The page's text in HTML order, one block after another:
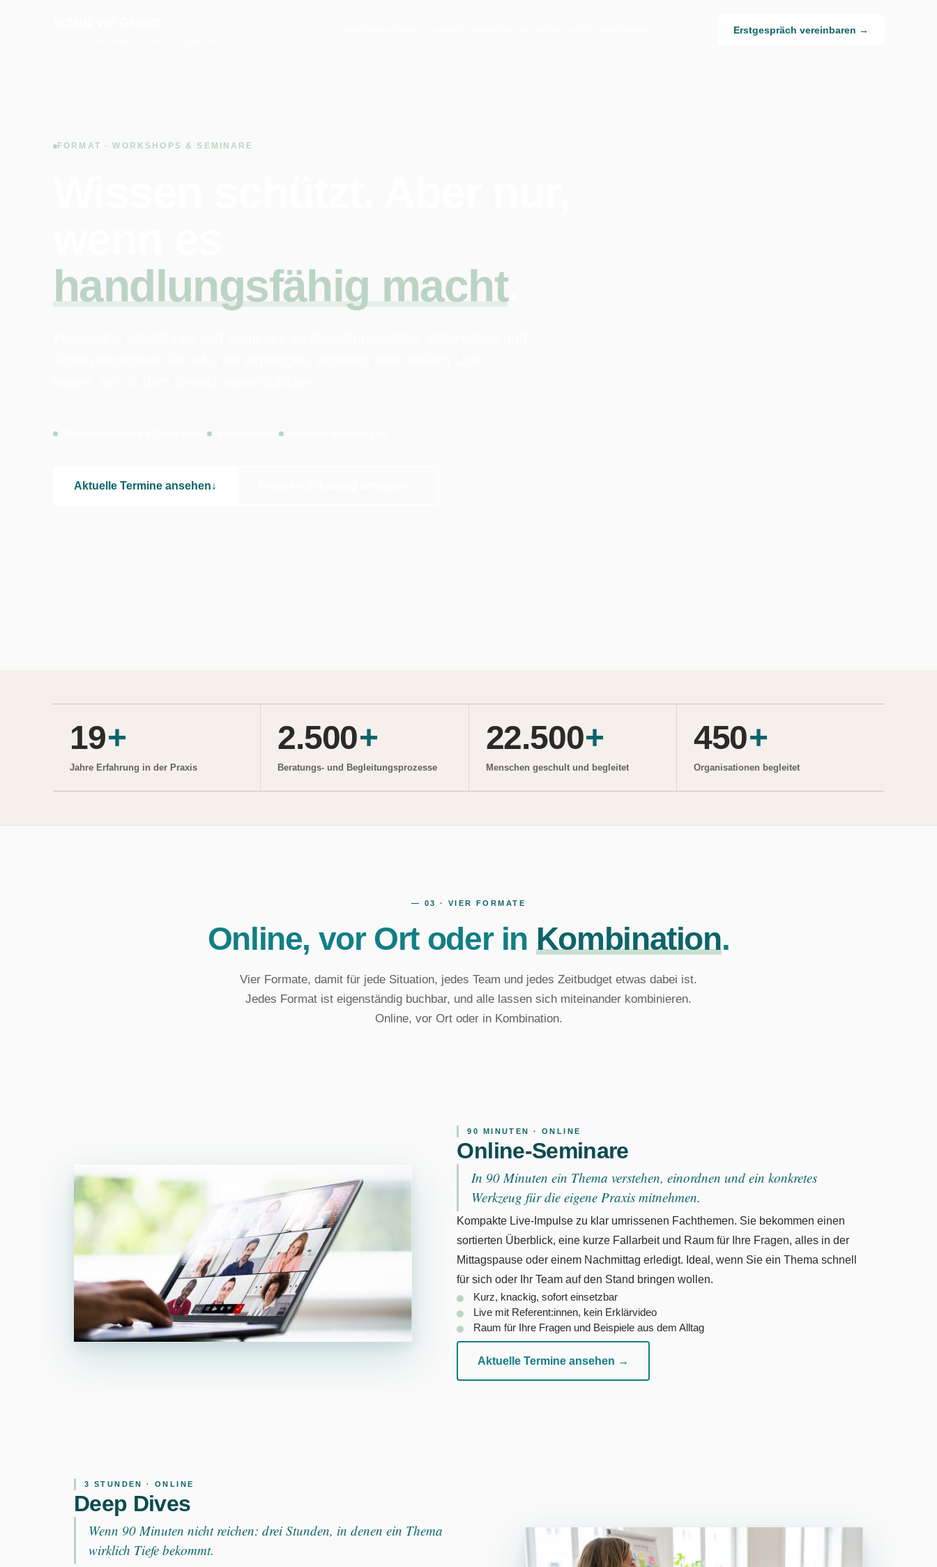
Erstgespräch vereinbaren →
FORMAT · WORKSHOPS & SEMINARE
handlungsfähig macht.
Aktuelle Termine ansehen↓
19+
Jahre Erfahrung in der Praxis
2.500+
Beratungs- und Begleitungsprozesse
22.500+
Menschen geschult und begleitet
450+
Organisationen begleitet
— 03 · VIER FORMATE
Online, vor Ort oder in Kombination.
Vier Formate, damit für jede Situation, jedes Team und jedes Zeitbudget etwas dabei ist.
Jedes Format ist eigenständig buchbar, und alle lassen sich miteinander kombinieren.
Online, vor Ort oder in Kombination.
90 MINUTEN · ONLINE
Online-Seminare
In 90 Minuten ein Thema verstehen, einordnen und ein konkretes
Werkzeug für die eigene Praxis mitnehmen.
Kompakte Live-Impulse zu klar umrissenen Fachthemen. Sie bekommen einen
sortierten Überblick, eine kurze Fallarbeit und Raum für Ihre Fragen, alles in der
Mittagspause oder einem Nachmittag erledigt. Ideal, wenn Sie ein Thema schnell
für sich oder Ihr Team auf den Stand bringen wollen.
Kurz, knackig, sofort einsetzbar
Live mit Referent:innen, kein Erklärvideo
Raum für Ihre Fragen und Beispiele aus dem Alltag
Aktuelle Termine ansehen →
3 STUNDEN · ONLINE
Deep Dives
Wenn 90 Minuten nicht reichen: drei Stunden, in denen ein Thema
wirklich Tiefe bekommt.